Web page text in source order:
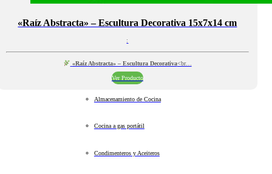
«Raíz Abstracta» – Escultura Decorativa 15x7x14 cm
:
«Raíz Abstracta» – Escultura Decorativa<br…
Ver Producto
Almacenamiento de Cocina
Cocina a gas portátil
Condimenteros y Aceiteros